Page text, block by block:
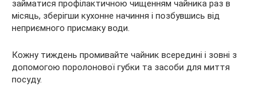
займатися профілактичною чищенням чайника раз в
місяць, зберігши кухонне начиння і позбувшись від
неприємного присмаку води.
Кожну тиждень промивайте чайник всередині і зовні з
допомогою поролонової губки та засоби для миття
посуду.